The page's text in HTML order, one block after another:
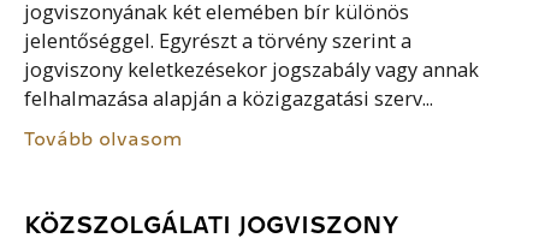
jogviszonyának két elemében bír különös
jelentőséggel. Egyrészt a törvény szerint a
jogviszony keletkezésekor jogszabály vagy annak
felhalmazása alapján a közigazgatási szerv...
Tovább olvasom
KÖZSZOLGÁLATI JOGVISZONY